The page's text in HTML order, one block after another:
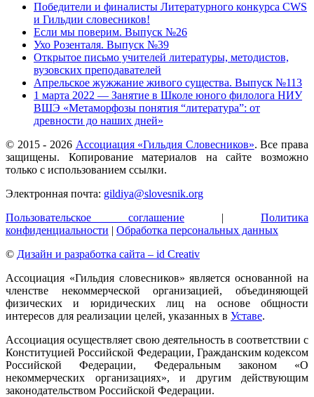
Победители и финалисты Литературного конкурса CWS
и Гильдии словесников!
Если мы поверим. Выпуск №26
Ухо Розенталя. Выпуск №39
Открытое письмо учителей литературы, методистов,
вузовских преподавателей
Апрельское жужжание живого существа. Выпуск №113
1 марта 2022 — Занятие в Школе юного филолога НИУ
ВШЭ «Метаморфозы понятия “литература”: от
древности до наших дней»
© 2015 - 2026 Ассоциация «Гильдия Словесников». Все права
защищены. Копирование материалов на сайте возможно
только с использованием ссылки.
Электронная почта: gildiya@slovesnik.org
Пользовательское соглашение | Политика
конфиденциальности | Обработка персональных данных
© Дизайн и разработка сайта – id Creativ
Ассоциация «Гильдия словесников» является основанной на
членстве некоммерческой организацией, объединяющей
физических и юридических лиц на основе общности
интересов для реализации целей, указанных в Уставе.
Ассоциация осуществляет свою деятельность в соответствии с
Конституцией Российской Федерации, Гражданским кодексом
Российской Федерации, Федеральным законом «О
некоммерческих организациях», и другим действующим
законодательством Российской Федерации.